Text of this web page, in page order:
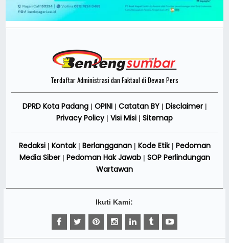
Terdaftar Administrasi dan Faktaul di Dewan Pers
DPRD Kota Padang| OPINI Catatan BY| Disclaimer|
Privacy Policy| Visi Misi Sitemap
Redaksi| Kontak| Berlangganan| Kode Etik| Pedoman
Media Siber| Pedoman Hak Jawab| SOP Perlindungan
Wartawan
Ikuti Kami: